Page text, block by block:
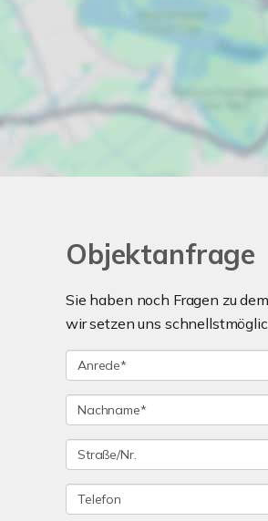
Objektanfrage
Sie haben noch Fragen zu
wir setzen uns